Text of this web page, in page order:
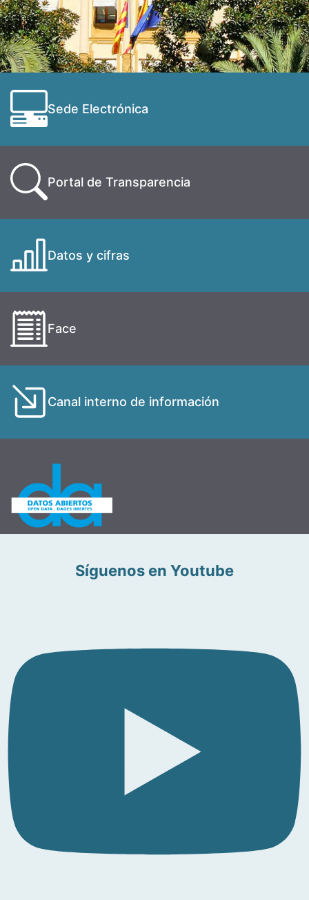
Sede Electrónica
Portal de Transparencia
Datos y cifras
Face
Canal interno de información
Síguenos en Youtube